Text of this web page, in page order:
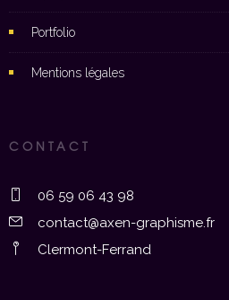
Portfolio
Mentions légales
CONTACT
06 59 06 43 98
contact@axen-graphisme.fr
Clermont-Ferrand